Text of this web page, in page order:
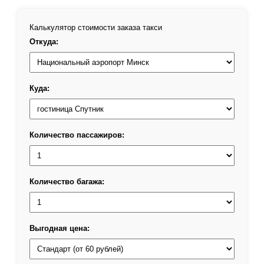
Калькулятор стоимости заказа такси
Откуда:
Куда:
Количество пассажиров:
Количество багажа:
Выгодная цена: